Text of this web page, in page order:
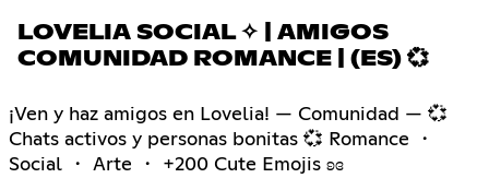
LOVELIA SOCIAL ✧ | AMIGOS
COMUNIDAD ROMANCE | (ES) 💞
¡Ven y haz amigos en Lovelia! — Comunidad — 💞
Chats activos y personas bonitas 💞 Romance ・
Social ・ Arte ・ +200 Cute Emojis ʚɞ